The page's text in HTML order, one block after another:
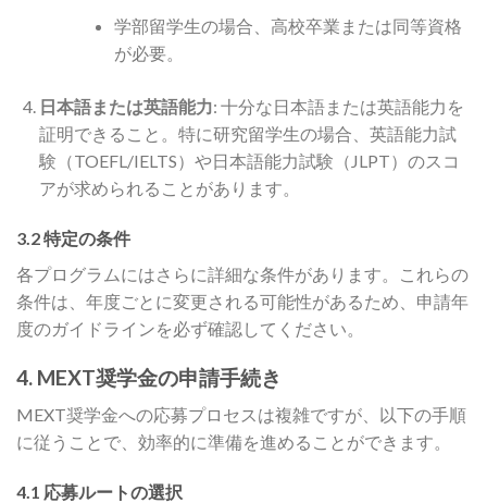
学部留学生の場合、高校卒業または同等資格
が必要。
日本語または英語能力: 十分な日本語または英語能力を
証明できること。特に研究留学生の場合、英語能力試
験（TOEFL/IELTS）や日本語能力試験（JLPT）のスコ
アが求められることがあります。
3.2 特定の条件
各プログラムにはさらに詳細な条件があります。これらの
条件は、年度ごとに変更される可能性があるため、申請年
度のガイドラインを必ず確認してください。
4. MEXT奨学金の申請手続き
MEXT奨学金への応募プロセスは複雑ですが、以下の手順
に従うことで、効率的に準備を進めることができます。
4.1 応募ルートの選択